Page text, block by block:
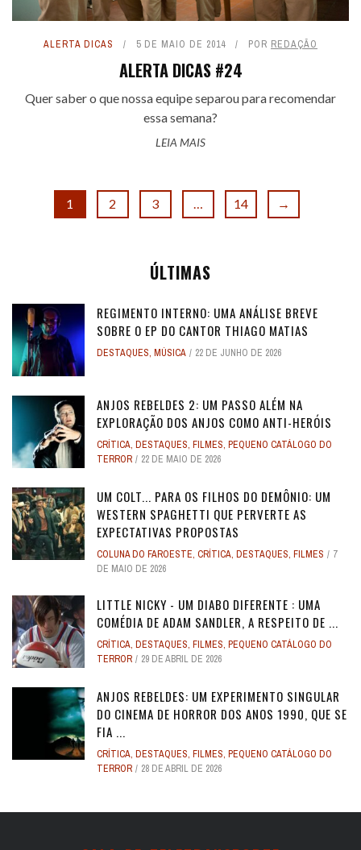
ALERTA DICAS 5 DE MAIO DE 2014 POR REDAÇÃO
ALERTA DICAS #24
Quer saber o que nossa equipe separou para recomendar
essa semana?
LEIA MAIS
1 2 3 … 14 →
ÚLTIMAS
REGIMENTO INTERNO: UMA ANÁLISE BREVE
SOBRE O EP DO CANTOR THIAGO MATIAS
DESTAQUES, MÚSICA 22 DE JUNHO DE 2026
ANJOS REBELDES 2: UM PASSO ALÉM NA
EXPLORAÇÃO DOS ANJOS COMO ANTI-HERÓIS
CRÍTICA, DESTAQUES, FILMES, PEQUENO CATÁLOGO DO
TERROR
22 DE MAIO DE 2026
UM COLT... PARA OS FILHOS DO DEMÔNIO: UM
WESTERN SPAGHETTI QUE PERVERTE AS
EXPECTATIVAS PROPOSTAS
COLUNA DO FAROESTE, CRÍTICA, DESTAQUES, FILMES
7
DE MAIO DE 2026
LITTLE NICKY - UM DIABO DIFERENTE : UMA
COMÉDIA DE ADAM SANDLER, A RESPEITO DE ...
CRÍTICA, DESTAQUES, FILMES, PEQUENO CATÁLOGO DO
TERROR
29 DE ABRIL DE 2026
ANJOS REBELDES: UM EXPERIMENTO SINGULAR
DO CINEMA DE HORROR DOS ANOS 1990, QUE SE
FIA ...
CRÍTICA, DESTAQUES, FILMES, PEQUENO CATÁLOGO DO
TERROR
28 DE ABRIL DE 2026